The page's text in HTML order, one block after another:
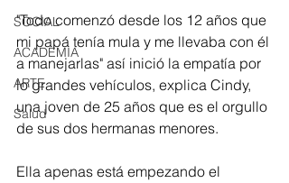
SOCIAL
ACADEMIA
ARTE
Salud
"Todo comenzó desde los 12 años que
mi papá tenía mula y me llevaba con él
a manejarlas" así inició la empatía por
lo grandes vehículos, explica Cindy,
una joven de 25 años que es el orgullo
de sus dos hermanas menores.
Ella apenas está empezando el